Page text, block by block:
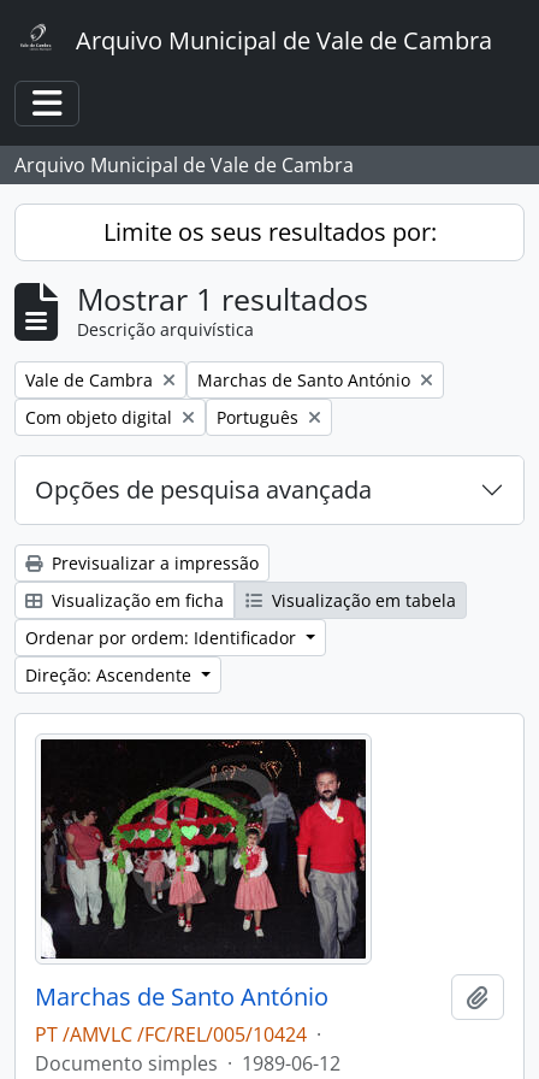
Arquivo Municipal de Vale de Cambra
Toggle navigation
Arquivo Municipal de Vale de Cambra
Limite os seus resultados por:
Mostrar 1 resultados
Descrição arquivística
Remover filtro:
Vale de Cambra Remover filtro:
Marchas de Santo António
Remover filtro:
Com objeto digital Remover filtro:
Português
Opções de pesquisa avançada
Previsualizar a impressão
Visualização em ficha
Visualização em tabela
Ordenar por ordem: Identificador
Direção: Ascendente
Marchas de Santo António
PT /AMVLC /FC/REL/005/10424 ·
Documento simples · 1989-06-12